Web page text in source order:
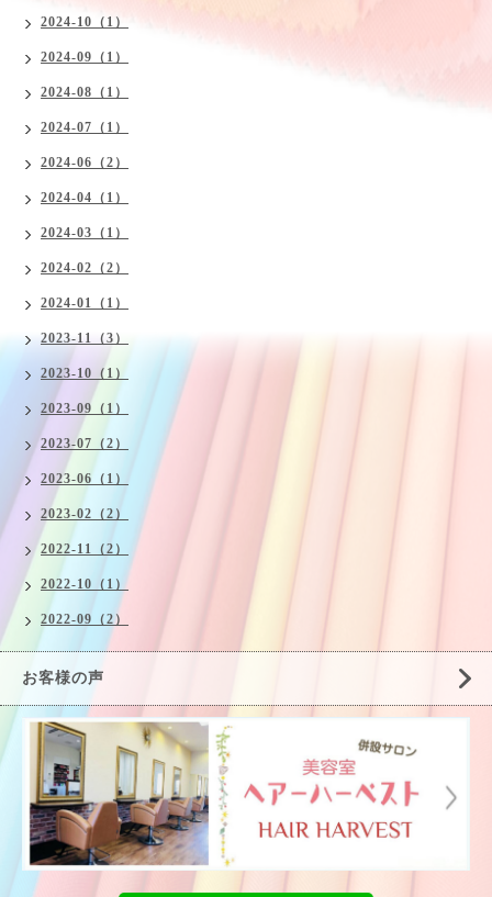
2024-10（1）
2024-09（1）
2024-08（1）
2024-07（1）
2024-06（2）
2024-04（1）
2024-03（1）
2024-02（2）
2024-01（1）
2023-11（3）
2023-10（1）
2023-09（1）
2023-07（2）
2023-06（1）
2023-02（2）
2022-11（2）
2022-10（1）
2022-09（2）
お客様の声